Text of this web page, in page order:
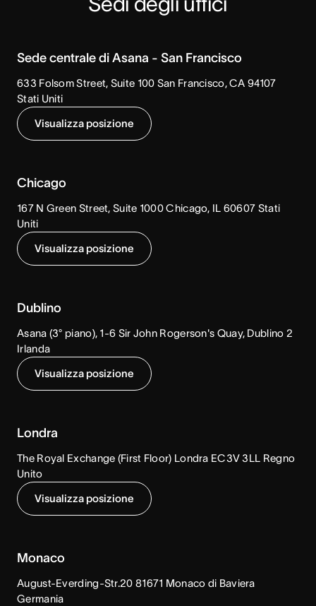
Sede centrale di Asana - San Francisco
633 Folsom Street, Suite 100 San Francisco, CA 94107
Stati Uniti
Visualizza posizione
Chicago
167 N Green Street, Suite 1000 Chicago, IL 60607 Stati
Uniti
Visualizza posizione
Dublino
Asana (3° piano), 1-6 Sir John Rogerson's Quay, Dublino 2
Irlanda
Visualizza posizione
Londra
The Royal Exchange (First Floor) Londra EC3V 3LL Regno
Unito
Visualizza posizione
Monaco
August-Everding-Str.20 81671 Monaco di Baviera
Germania